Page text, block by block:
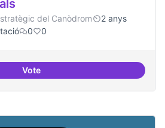
del Canòdrom
2 anys
0 0
VoteILP Drets Digitals